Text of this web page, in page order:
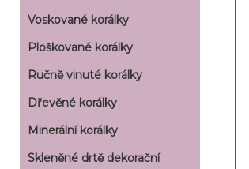
Voskované korálky
Ploškované korálky
Ručně vinuté korálky
Dřevěné korálky
Minerální korálky
Skleněné drtě dekorační